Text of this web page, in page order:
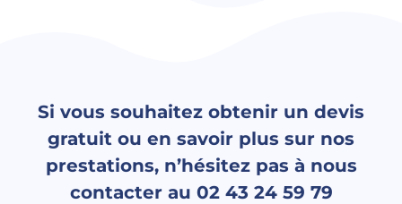
Si vous souhaitez obtenir un devis
gratuit ou en savoir plus sur nos
prestations, n’hésitez pas à nous
contacter au 02 43 24 59 79